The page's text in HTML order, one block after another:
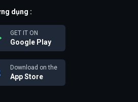
dụng :
GET IT ON
Google Play
Download on the
App Store